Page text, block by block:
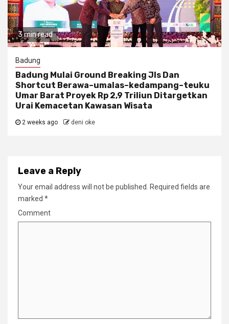
3 min read
Badung
Badung Mulai Ground Breaking Jls Dan
Shortcut Berawa–umalas–kedampang–teuku
Umar Barat Proyek Rp 2,9 Triliun Ditargetkan
Urai Kemacetan Kawasan Wisata
2 weeks ago deni oke
Leave a Reply
Your email address will not be published.
Required fields are
marked *
Comment